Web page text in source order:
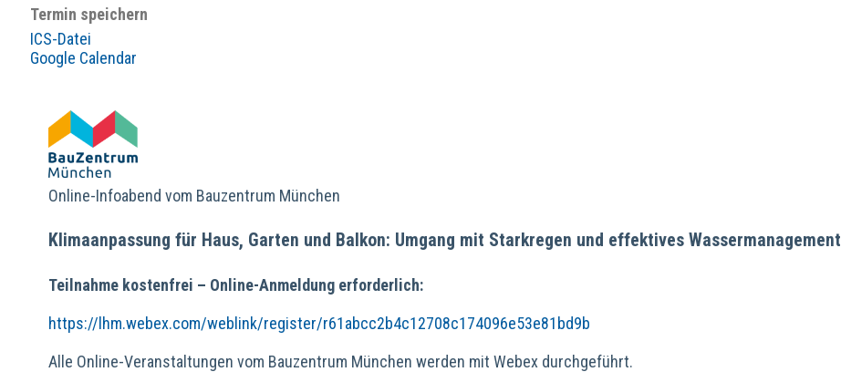
Termin speichern
ICS-Datei
Google Calendar
Online-Infoabend vom Bauzentrum München
Klimaanpassung für Haus, Garten und Balkon: Umgang mit Starkregen und effektives Wassermanagement
Teilnahme kostenfrei – Online-Anmeldung erforderlich:
https://lhm.webex.com/weblink/register/r61abcc2b4c12708c174096e53e81bd9b
Alle Online-Veranstaltungen vom Bauzentrum München werden mit Webex durchgeführt.